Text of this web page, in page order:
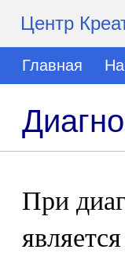
Центр
Главная
При